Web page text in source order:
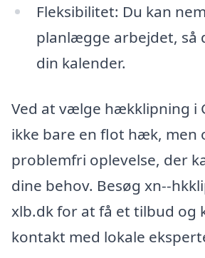
Fleksibilitet: Du kan
planlægge arbejdet, så
din kalender.
Ved at vælge hækklipning i
ikke bare en flot hæk, men
problemfri oplevelse, der
dine behov. Besøg xn--
xlb.dk for at få et tilbud og
kontakt med lokale